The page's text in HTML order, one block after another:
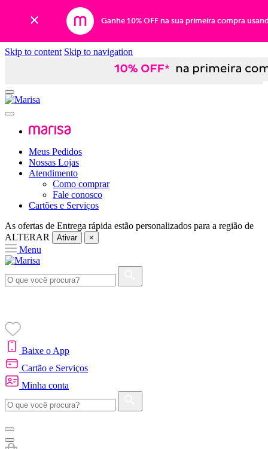
Ganhe 10% OFF na sua primeira compra
Skip to content Skip to navigation
Meus Pedidos
Nossas Lojas
Atendimento
Como comprar
Fale conosco
Cartões e Serviços
As ofertas de Entrega rápida estão personalizados para a região de
ALTERAR
Ativar ×
Menu
Baixe o App
Cartão e Serviços
Minha conta